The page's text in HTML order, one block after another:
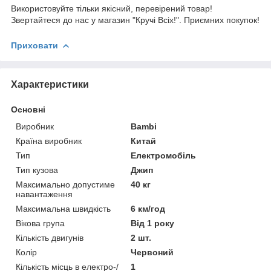
Використовуйте тільки якісний, перевірений товар!
Звертайтеся до нас у магазин "Кручі Всіх!". Приємних покупок!
Приховати
Характеристики
Основні
Виробник
Bambi
Країна виробник
Китай
Тип
Електромобіль
Тип кузова
Джип
Максимально допустиме
навантаження
40 кг
Максимальна швидкість
6 км/год
Вікова група
Від 1 року
Кількість двигунів
2 шт.
Колір
Червоний
Кількість місць в електро-/
1